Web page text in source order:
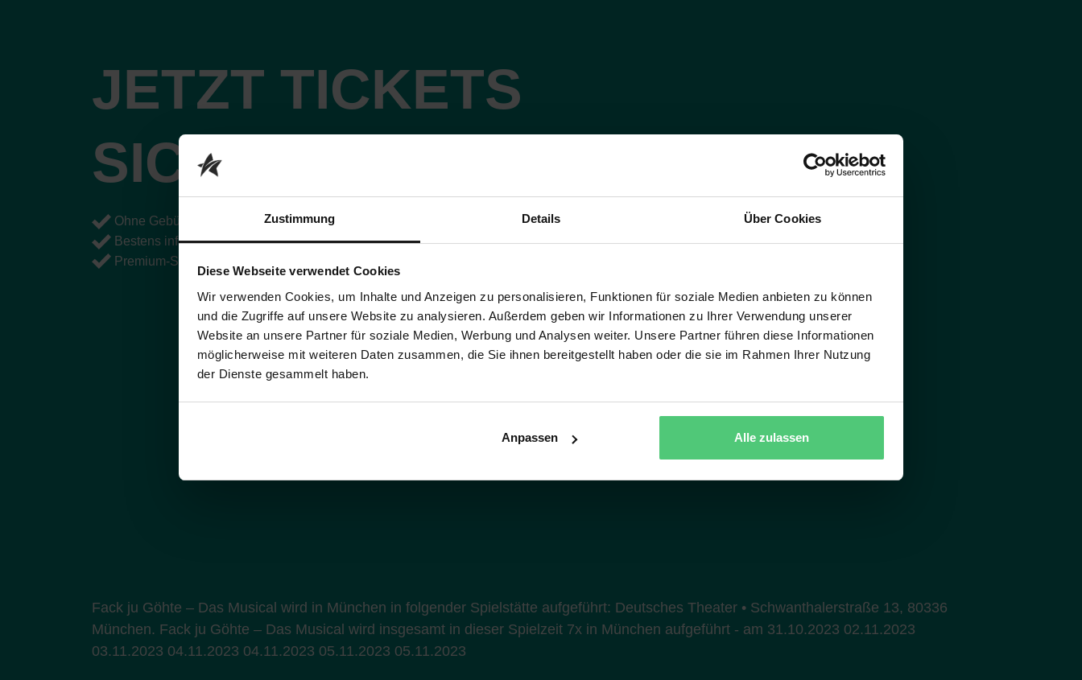
Zustimmung Details Über Cookies
Diese Webseite verwendet Cookies
Wir verwenden Cookies, um Inhalte und Anzeigen zu personalisieren, Funktionen für soziale Medien anbieten zu können
und die Zugriffe auf unsere Website zu analysieren. Außerdem geben wir Informationen zu Ihrer Verwendung unserer
Website an unsere Partner für soziale Medien, Werbung und Analysen weiter. Unsere Partner führen diese Informationen
möglicherweise mit weiteren Daten zusammen, die Sie ihnen bereitgestellt haben oder die sie im Rahmen Ihrer Nutzung
der Dienste gesammelt haben.
Anpassen Alle zulassen
JETZT TICKETS
SICHERN
Ohne Gebühren und nirgendwo günstiger
Bestens informiert direkt vom Veranstalter
Premium-Shows direkt bei dir vor Ort
Fack ju Göhte – Das Musical wird in München in folgender Spielstätte aufgeführt: Deutsches Theater • Schwanthalerstraße 13, 80336
München. Fack ju Göhte – Das Musical wird insgesamt in dieser Spielzeit 7x in München aufgeführt - am 31.10.2023 02.11.2023
03.11.2023 04.11.2023 04.11.2023 05.11.2023 05.11.2023